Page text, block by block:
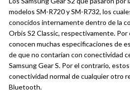
modelos SM-R720 y SM-R732, los
conocidos internamente dentro de la
Orbis S2 Classic, respectivamente. Por
conocen muchas especificaciones de
de que no contarían con conectividad
Samsung Gear S. Por el contrario,
conectividad normal de cualquier otro
Bluetooth.